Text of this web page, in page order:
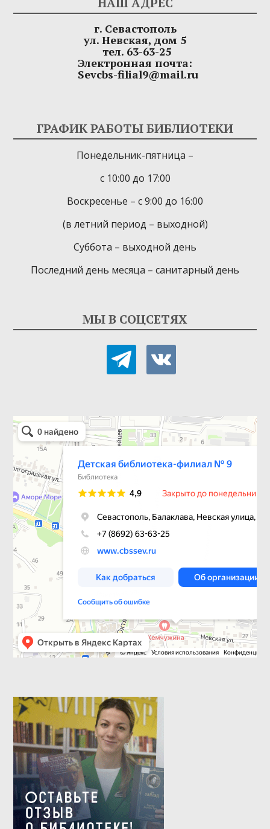
г. Севастополь
ул. Невская, дом 5
тел. 63-63-25
Электронная почта:
Sevcbs-filial9@mail.ru
ГРАФИК РАБОТЫ БИБЛИОТЕКИ
Понедельник-пятница –
с 10:00 до 17:00
Воскресенье – с 9:00 до 16:00
(в летний период – выходной)
Суббота – выходной день
Последний день месяца – санитарный день
МЫ В СОЦСЕТЯХ
telegramvkontakte
Детская библиотека-филиал № 9
Библиотека в Севастополе